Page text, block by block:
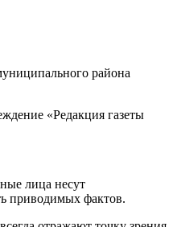
района
«Редакция газеты
лица несут
приводимых фактов.